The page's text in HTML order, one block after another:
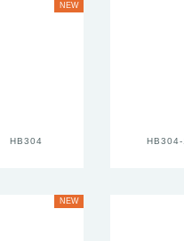
HB304
NEW
NEW